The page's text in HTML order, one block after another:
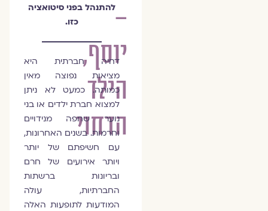
–
יוסף,
הילד
הדחוי
להתנהל בפני סיטואציה
כזו.
דחיה חברתית היא
מציאות נפוצה מאין
כמותה. כמעט לא ניתן
למצוא חברת ילדים או בני
נוער שחפה מנידויים
וחרמות. בשנים האחרונות,
עם חשיפתם של יותר
ויותר אירועים של חרם
ובריונות ברשתות
החברתיות, עולה
המודעות לתופעות האלה